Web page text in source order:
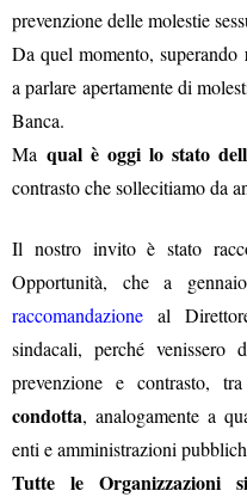
prevenzione delle molestie
Da quel momento, superando
a parlare apertamente di
Banca.
Ma qual è oggi lo stato
contrasto che sollecitiamo da
Il nostro invito è stato
Opportunità, che a
raccomandazione al
sindacali, perché
prevenzione e contrasto,
condotta, analogamente a
enti e amministrazioni
Tutte le Organizzazioni